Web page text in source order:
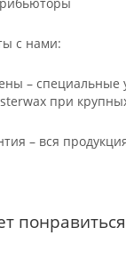
с нами:
– специальные
при
– вся
понравиться